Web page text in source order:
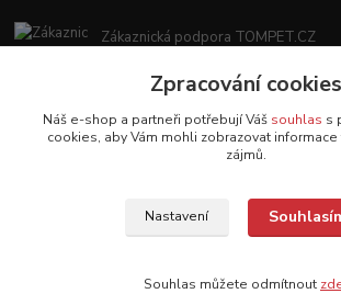
Zákaznická podpora TOMPET.CZ
(Po-Ne, 8-20 hod.)
obchod@tompet.cz
TOMPET.CZ
Zpracování cookies
Náš e-shop a partneři potřebují Váš souhlas s
cookies, aby Vám mohli zobrazovat informace
zájmů.
Nastavení
Souhlas můžete odmítnout